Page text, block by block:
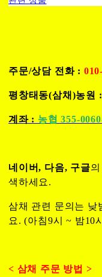
주문/상담 전화 :
평창태동(삼채)농원
계좌 : 농협 355-
네이버, 다음, 구글
색하세요.
삼채 관련 문의는 낮
요. (아침9시 ~ 밤10
< 삼채 주문 방법 >